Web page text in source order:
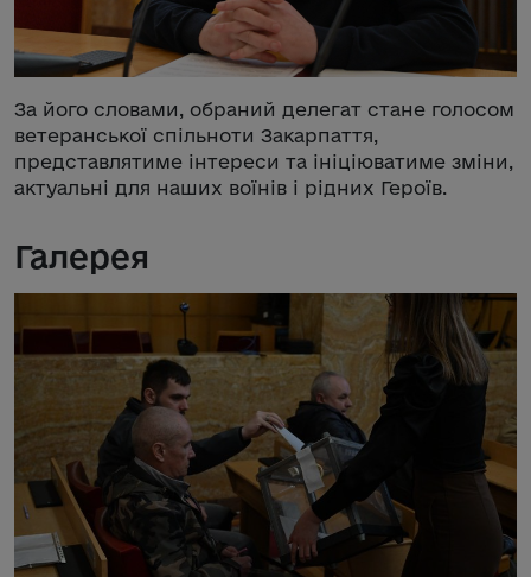
За його словами, обраний делегат стане голосом
ветеранської спільноти Закарпаття,
представлятиме інтереси та ініціюватиме зміни,
актуальні для наших воїнів і рідних Героїв.
Галерея